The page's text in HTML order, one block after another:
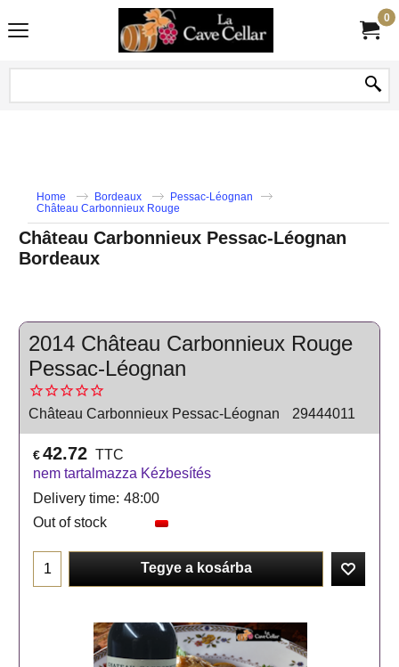
0
Home Bordeaux
Pessac-Léognan
Château Carbonnieux Rouge
Château Carbonnieux Pessac-Léognan
Bordeaux
2014 Château Carbonnieux Rouge
Pessac-Léognan
Château Carbonnieux Pessac-Léognan 29444011
€42.72 TTC
nem tartalmazza Kézbesítés
Delivery time: 48:00
Out of stock
Tegye a kosárba